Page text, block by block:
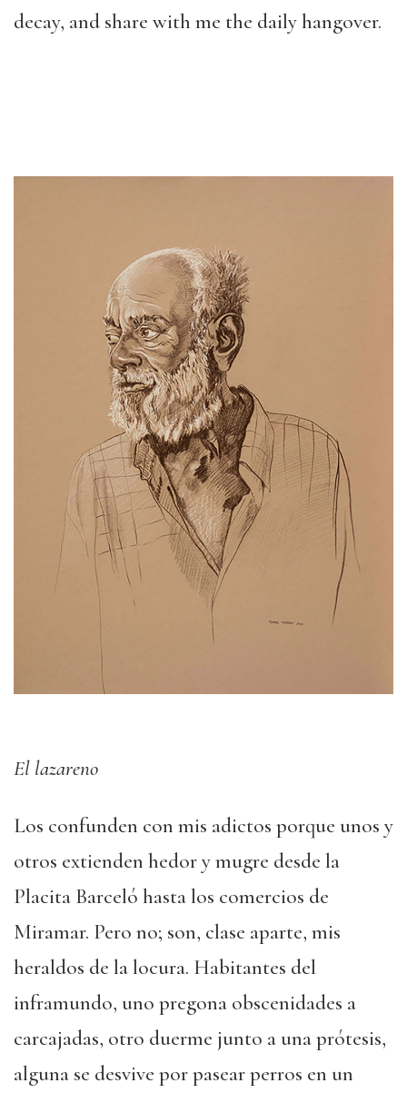
decay, and share with me the daily hangover.
El lazareno
Los confunden con mis adictos porque unos y
otros extienden hedor y mugre desde la
Placita Barceló hasta los comercios de
Miramar. Pero no; son, clase aparte, mis
heraldos de la locura. Habitantes del
inframundo, uno pregona obscenidades a
carcajadas, otro duerme junto a una prótesis,
alguna se desvive por pasear perros en un